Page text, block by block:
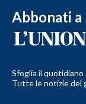
Abbonati a
Sfoglia il
Tutte le notizie del